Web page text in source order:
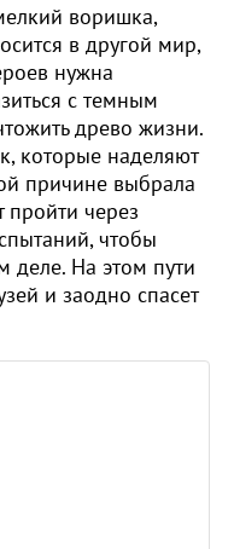
воришка,
в другой мир,
нужна
с темным
древо жизни.
которые наделяют
причине выбрала
через
чтобы
деле. На этом пути
и заодно спасет